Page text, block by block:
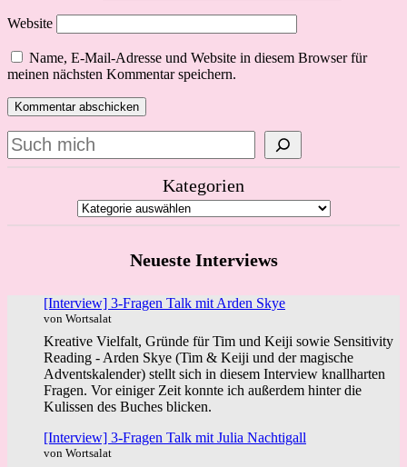
Website
Name, E-Mail-Adresse und Website in diesem Browser für
meinen nächsten Kommentar speichern.
Suchen
Kategorien
Neueste Interviews
[Interview] 3-Fragen Talk mit Arden Skye
von Wortsalat
Kreative Vielfalt, Gründe für Tim und Keiji sowie Sensitivity
Reading - Arden Skye (Tim & Keiji und der magische
Adventskalender) stellt sich in diesem Interview knallharten
Fragen. Vor einiger Zeit konnte ich außerdem hinter die
Kulissen des Buches blicken.
[Interview] 3-Fragen Talk mit Julia Nachtigall
von Wortsalat